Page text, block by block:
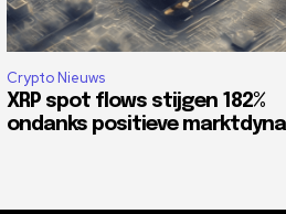
Crypto Nieuws
XRP spot flows stijgen 182%
ondanks positieve